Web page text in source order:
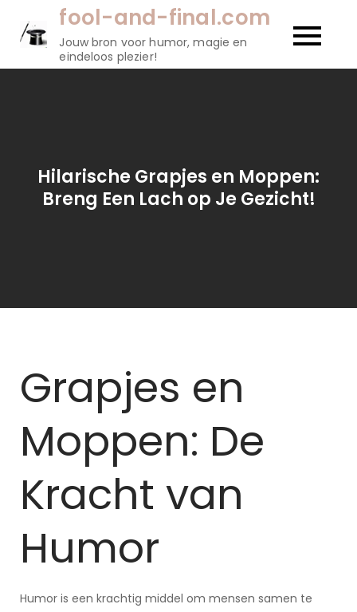
fool-and-final.com
Jouw bron voor humor, magie en
eindeloos plezier!
Hilarische Grapjes en Moppen:
Breng Een Lach op Je Gezicht!
Grapjes en
Moppen: De
Kracht van
Humor
Humor is een krachtig middel om mensen samen te